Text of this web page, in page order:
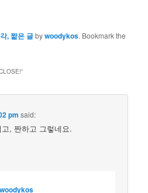
, 짧은 글bywoodykos. Bookmark the
”
pm said:
, 짠하고 그렇네요.